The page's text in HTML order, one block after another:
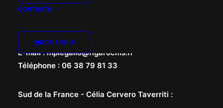
CONTACTS
BOUTIQUE
Nord de la France -Marie-Pierre Le Gallo
E-mail:mplegallo@figarocms.fr
Téléphone : 06 38 79 81 33
Sud de la France - Célia Cervero Taverriti :